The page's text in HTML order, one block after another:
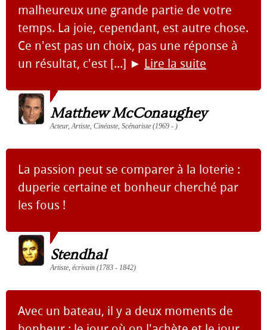
malheureux une grande partie de votre
temps. La joie, cependant, est autre chose.
Ce n'est pas un choix, pas une réponse à
un résultat, c'est [...] ► Lire la suite
Matthew McConaughey
Acteur, Artiste, Cinéaste, Scénariste (1969 - )
La passion peut se comparer à la loterie :
duperie certaine et bonheur cherché par
les fous !
Stendhal
Artiste, écrivain (1783 - 1842)
Avec un bateau, il y a deux moments de